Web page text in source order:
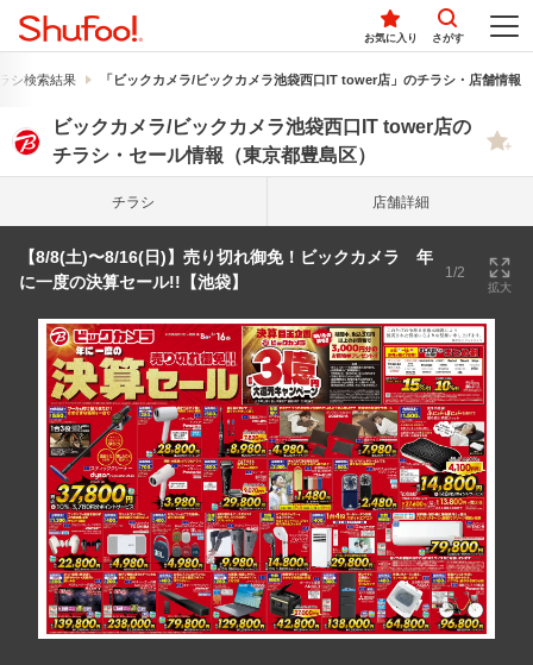
お気に入り さがす
シ検索結果 「ビックカメラ/ビックカメラ池袋西口IT tower店」のチラシ・店舗情報
ビックカメラ/ビックカメラ池袋西口IT tower店の
チラシ・セール情報（東京都豊島区）
チラシ 店舗詳細
【8/8(土)〜8/16(日)】売り切れ御免！ビックカメラ 年
に一度の決算セール!!【池袋】
1/2
拡大